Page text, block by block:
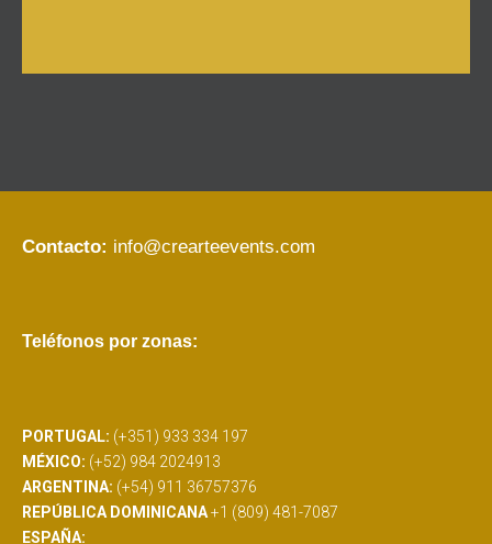
Contacto: info@crearteevents.com
Teléfonos por zonas:
PORTUGAL: (+351) 933 334 197
MÉXICO: (+52) 984 2024913
ARGENTINA: (+54) 911 36757376
REPÚBLICA DOMINICANA+1 (809) 481-7087
ESPAÑA: